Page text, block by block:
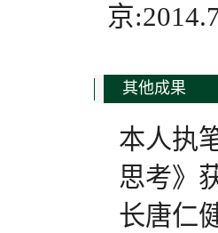
京
其他成果
本人执
思考》
长唐仁